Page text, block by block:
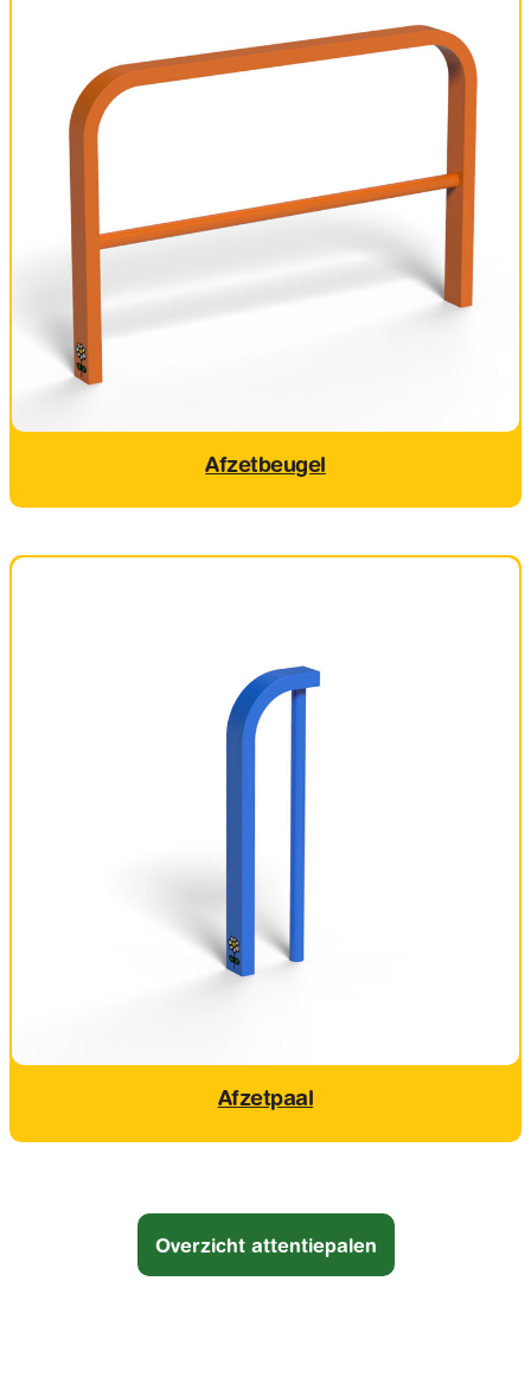
Afzetbeugel
Afzetpaal
Overzicht attentiepalen